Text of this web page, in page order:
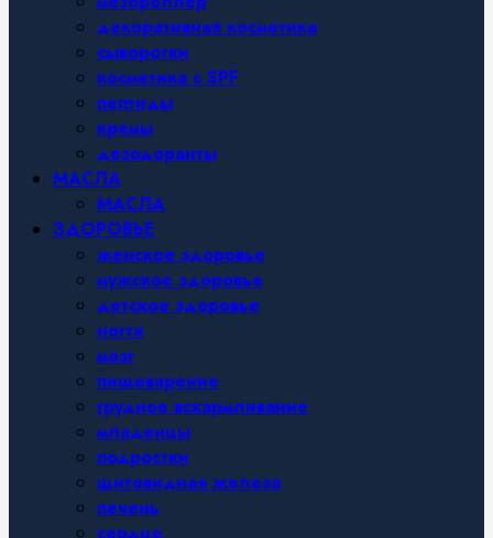
декоративная косметика
сыворотки
косметика с SPF
пептиды
кремы
дезодоранты
МАСЛА
МАСЛА
ЗДОРОВЬЕ
женское здоровье
мужское здоровье
детское здоровье
ногти
мозг
пищеварение
грудное вскармливание
младенцы
подростки
щитовидная железа
печень